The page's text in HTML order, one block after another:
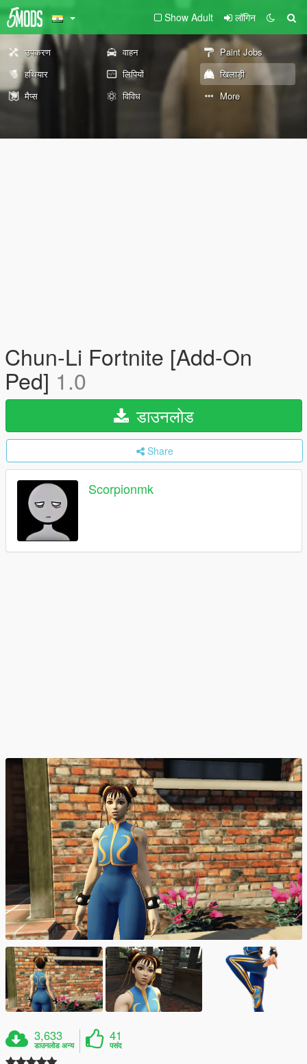
Show Adult लॉगिन
उपकरण वाहन
Paint Jobs
हथियार
लिपियों
खिलाड़ी
मैप्स
विविध More
Chun-Li Fortnite [Add-On
Ped] 1.0
डाउनलोड
Share
Scorpionmk
3,633
डाउनलोड अन्य
41
पसंद